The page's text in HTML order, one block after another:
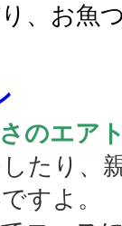
、お魚
のエア
たり、
すよ。